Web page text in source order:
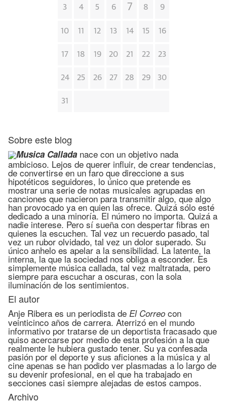
3 4 5 6 7 8 9
10 11 12 13 14 15 16
17 18 19 20 21 22 23
24 25 26 27 28 29 30
31
Sobre este blog
Musica Callada nace con un objetivo nada
ambicioso. Lejos de querer influir, de crear tendencias,
de convertirse en un faro que direccione a sus
hipotéticos seguidores, lo único que pretende es
mostrar una serie de notas musicales agrupadas en
canciones que nacieron para transmitir algo, que algo
han provocado ya en quien las ofrece. Quizá sólo esté
dedicado a una minoría. El número no importa. Quizá a
nadie interese. Pero sí sueña con despertar fibras en
quienes la escuchen. Tal vez un recuerdo pasado, tal
vez un rubor olvidado, tal vez un dolor superado. Su
único anhelo es apelar a la sensibilidad. La latente, la
interna, la que la sociedad nos obliga a esconder. Es
simplemente música callada, tal vez maltratada, pero
siempre para escuchar a oscuras, con la sola
iluminación de los sentimientos.
El autor
Anje Ribera es un periodista de El Correo con
veinticinco años de carrera. Aterrizó en el mundo
informativo por tratarse de un deportista fracasado que
quiso acercarse por medio de esta profesión a la que
realmente le hubiera gustado tener. Su ya confesada
pasión por el deporte y sus aficiones a la música y al
cine apenas se han podido ver plasmadas a lo largo de
su devenir profesional, en el que ha trabajado en
secciones casi siempre alejadas de estos campos.
Archivo